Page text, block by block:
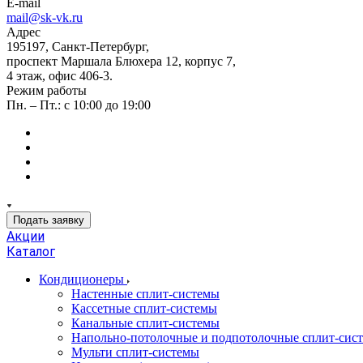
E-mail
mail@sk-vk.ru
Адрес
195197, Санкт-Петербург,
проспект Маршала Блюхера 12, корпус 7,
4 этаж, офис 406-3.
Режим работы
Пн. – Пт.: с 10:00 до 19:00
Подать заявку
Акции
Каталог
Кондиционеры
Настенные сплит-системы
Кассетные сплит-системы
Канальные сплит-системы
Напольно-потолочные и подпотолочные сплит-
Мульти сплит-системы